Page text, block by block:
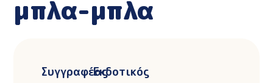
μπλα-μπλα
ΣυγγραφέαςΕκδοτικός